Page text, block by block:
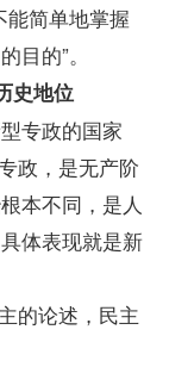
能简单地掌握
的”。
史地位
专政的国家
政，是无产阶
本不同，是人
体表现就是新
的论述，民主